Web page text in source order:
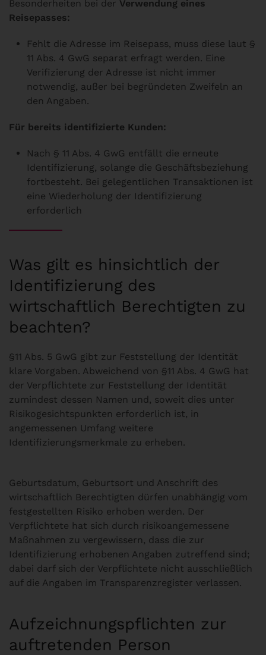
Besonderheiten bei der Verwendung eines
Reisepasses:
Fehlt die Adresse im Reisepass, muss diese laut §
11 Abs. 4 GwG separat erfragt werden. Eine
Verifizierung der Adresse ist nicht immer
notwendig, außer bei begründeten Zweifeln an
den Angaben.
Für bereits identifizierte Kunden:
Nach § 11 Abs. 4 GwG entfällt die erneute
Identifizierung, solange die Geschäftsbeziehung
fortbesteht. Bei gelegentlichen Transaktionen ist
eine Wiederholung der Identifizierung
erforderlich
Was gilt es hinsichtlich der
Identifizierung des
wirtschaftlich Berechtigten zu
beachten?
§11 Abs. 5 GwG gibt zur Feststellung der Identität
klare Vorgaben. Abweichend von §11 Abs. 4 GwG hat
der Verpflichtete zur Feststellung der Identität
zumindest dessen Namen und, soweit dies unter
Risikogesichtspunkten erforderlich ist, in
angemessenen Umfang weitere
Identifizierungsmerkmale zu erheben.
Geburtsdatum, Geburtsort und Anschrift des
wirtschaftlich Berechtigten dürfen unabhängig vom
festgestellten Risiko erhoben werden. Der
Verpflichtete hat sich durch risikoangemessene
Maßnahmen zu vergewissern, dass die zur
Identifizierung erhobenen Angaben zutreffend sind;
dabei darf sich der Verpflichtete nicht ausschließlich
auf die Angaben im Transparenzregister verlassen.
Aufzeichnungspflichten zur
auftretenden Person